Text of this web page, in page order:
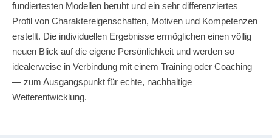
fundiertesten Modellen beruht und ein sehr differenziertes
Profil von Charaktereigenschaften, Motiven und Kompetenzen
erstellt. Die individuellen Ergebnisse ermöglichen einen völlig
neuen Blick auf die eigene Persönlichkeit und werden so —
idealerweise in Verbindung mit einem Training oder Coaching
— zum Ausgangspunkt für echte, nachhaltige
Weiterentwicklung.